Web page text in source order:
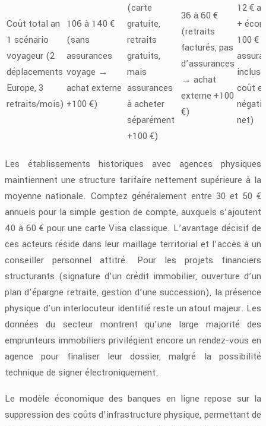
Coût total an
1 scénario
voyageur (2
déplacements
Europe, 3
retraits/mois)
106 à 140 €
(sans
assurances
voyage →
achat externe
+100 €)
(carte
gratuite,
retraits
gratuits,
mais
assurances
à acheter
séparément
+100 €)
36 à 60 €
(retraits
facturés, pas
d’assurances
→ achat
externe +100
€)
12 €
+
100 €
coût
net)
Les établissements historiques avec agences physiques
maintiennent une structure tarifaire nettement supérieure à la
moyenne nationale. Comptez généralement entre 30 et 50 €
annuels pour la simple gestion de compte, auxquels s’ajoutent
40 à 60 € pour une carte Visa classique. L’avantage décisif de
ces acteurs réside dans leur maillage territorial et l’accès à un
conseiller personnel attitré. Pour les projets financiers
structurants (signature d’un crédit immobilier, ouverture d’un
plan d’épargne retraite, gestion d’une succession), la présence
physique d’un interlocuteur identifié reste un atout majeur. Les
données du secteur montrent qu’une large majorité des
emprunteurs immobiliers privilégient encore un rendez-vous en
agence pour finaliser leur dossier, malgré la possibilité
technique de signer électroniquement.
Le modèle économique des banques en ligne repose sur la
suppression des coûts d’infrastructure physique, permettant de